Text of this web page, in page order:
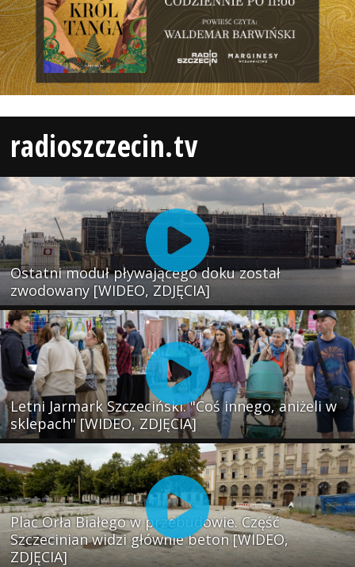
radioszczecin.tv
Ostatni moduł pływającego doku został
zwodowany [WIDEO, ZDJĘCIA]
Letni Jarmark Szczeciński. "Coś innego, aniżeli w
sklepach" [WIDEO, ZDJĘCIA]
Plac Orła Białego w przebudowie. Część
Szczecinian widzi głównie beton [WIDEO,
ZDJĘCIA]